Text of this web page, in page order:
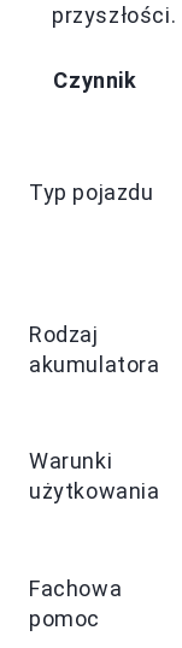
przyszłości.
Czynnik
Typ pojazdu
Rodzaj
akumulatora
Warunki
użytkowania
Fachowa
pomoc